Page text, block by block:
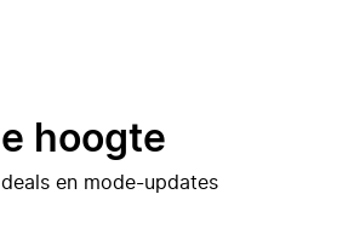
hoogte
en mode-updates